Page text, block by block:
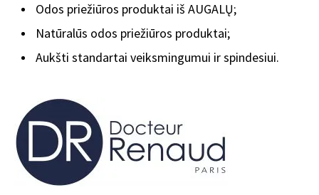
Odos priežiūros produktai iš AUGALŲ;
Natūralūs odos priežiūros produktai;
Aukšti standartai veiksmingumui ir spindesiui.